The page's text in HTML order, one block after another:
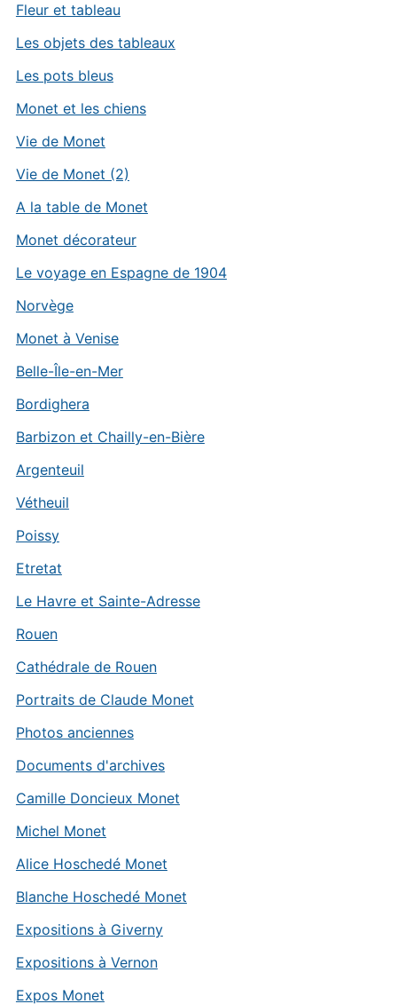
Fleur et tableau
Les objets des tableaux
Les pots bleus
Monet et les chiens
Vie de Monet
Vie de Monet (2)
A la table de Monet
Monet décorateur
Le voyage en Espagne de 1904
Norvège
Monet à Venise
Belle-Île-en-Mer
Bordighera
Barbizon et Chailly-en-Bière
Argenteuil
Vétheuil
Poissy
Etretat
Le Havre et Sainte-Adresse
Rouen
Cathédrale de Rouen
Portraits de Claude Monet
Photos anciennes
Documents d'archives
Camille Doncieux Monet
Michel Monet
Alice Hoschedé Monet
Blanche Hoschedé Monet
Expositions à Giverny
Expositions à Vernon
Expos Monet